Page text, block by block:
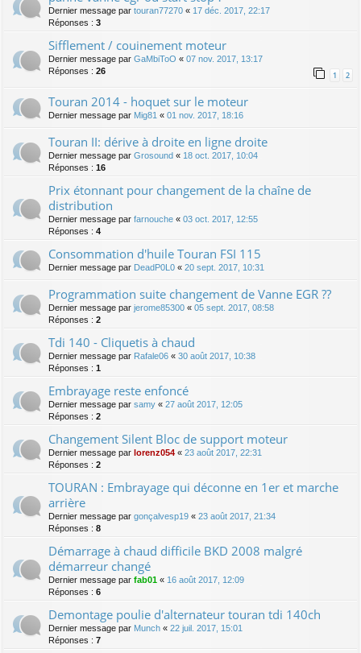
Dernier message par touran77270 « 17 déc. 2017, 22:17
Réponses : 3
Sifflement / couinement moteur
Dernier message par GaMbiToO « 07 nov. 2017, 13:17
Réponses : 26 1 2
Touran 2014 - hoquet sur le moteur
Dernier message par Mig81 « 01 nov. 2017, 18:16
Touran II: dérive à droite en ligne droite
Dernier message par Grosound « 18 oct. 2017, 10:04
Réponses : 16
Prix étonnant pour changement de la chaîne de
distribution
Dernier message par farnouche « 03 oct. 2017, 12:55
Réponses : 4
Consommation d'huile Touran FSI 115
Dernier message par DeadP0L0 « 20 sept. 2017, 10:31
Programmation suite changement de Vanne EGR ??
Dernier message par jerome85300 « 05 sept. 2017, 08:58
Réponses : 2
Tdi 140 - Cliquetis à chaud
Dernier message par Rafale06 « 30 août 2017, 10:38
Réponses : 1
Embrayage reste enfoncé
Dernier message par samy « 27 août 2017, 12:05
Réponses : 2
Changement Silent Bloc de support moteur
Dernier message par lorenz054 « 23 août 2017, 22:31
Réponses : 2
TOURAN : Embrayage qui déconne en 1er et marche
arrière
Dernier message par gonçalvesp19 « 23 août 2017, 21:34
Réponses : 8
Démarrage à chaud difficile BKD 2008 malgré
démarreur changé
Dernier message par fab01 « 16 août 2017, 12:09
Réponses : 6
Demontage poulie d'alternateur touran tdi 140ch
Dernier message par Munch « 22 juil. 2017, 15:01
Réponses : 7